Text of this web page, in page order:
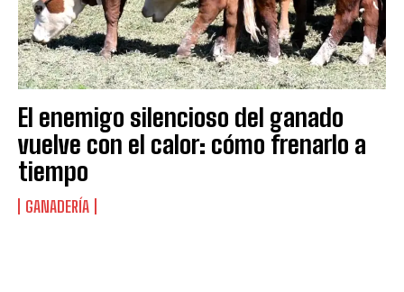
El enemigo silencioso del ganado
vuelve con el calor: cómo frenarlo a
tiempo
GANADERÍA